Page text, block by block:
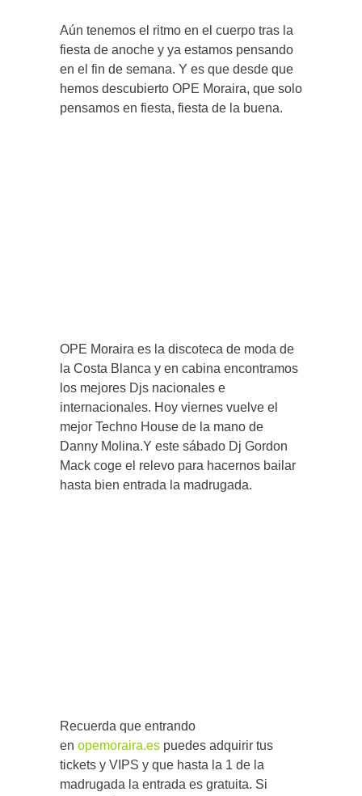
Aún tenemos el ritmo en el cuerpo tras la
fiesta de anoche y ya estamos pensando
en el fin de semana. Y es que desde que
hemos descubierto OPE Moraira, que solo
pensamos en fiesta, fiesta de la buena.
OPE Moraira es la discoteca de moda de
la Costa Blanca y en cabina encontramos
los mejores Djs nacionales e
internacionales. Hoy viernes vuelve el
mejor Techno House de la mano de
Danny Molina.Y este sábado Dj Gordon
Mack coge el relevo para hacernos bailar
hasta bien entrada la madrugada.
Recuerda que entrando
en opemoraira.es puedes adquirir tus
tickets y VIPS y que hasta la 1 de la
madrugada la entrada es gratuita. Si